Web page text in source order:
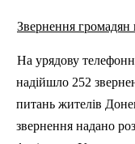
Звернення громадян
На урядову
надійшло 252
питань жителів
звернення надано